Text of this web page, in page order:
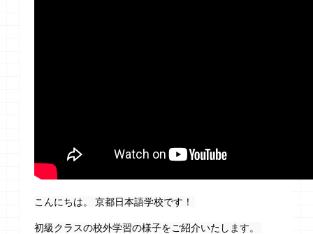
こんにちは。 京都日本語学校です！
初級クラスの校外学習の様子をご紹介いたします。